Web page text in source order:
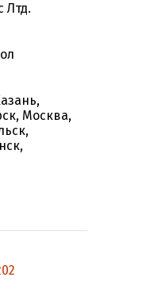
Лтд.
Москва,